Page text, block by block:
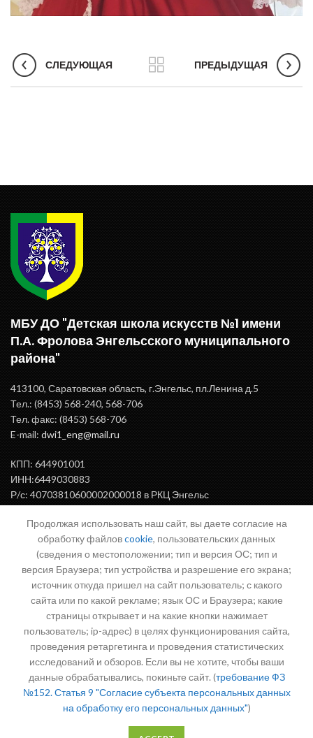
СЛЕДУЮЩАЯ ПРЕДЫДУЩАЯ
МБУ ДО "Детская школа искусств №1 имени
П.А. Фролова Энгельсского муниципального
района"
413100, Саратовская область, г.Энгельс, пл.Ленина д.5
Тел.: (8453) 568-240, 568-706
Тел. факс: (8453) 568-706
E-mail: dwi1_eng@mail.ru
КПП: 644901001
ИНН:6449030883
Р/с: 40703810600002000018 в РКЦ Энгельс
ВАЖНАЯ ИНФОРМАЦИЯ
Письмо директору
Продолжая использовать наш сайт, вы даете согласие на
обработку файловcookie, пользовательских данных
(сведения о местоположении; тип и версия ОС; тип и
версия Браузера; тип устройства и разрешение его экрана;
источник откуда пришел на сайт пользователь; с какого
сайта или по какой рекламе; язык ОС и Браузера; какие
страницы открывает и на какие кнопки нажимает
пользователь; ip-адрес) в целях функционирования сайта,
проведения ретаргетинга и проведения статистических
исследований и обзоров. Если вы не хотите, чтобы ваши
данные обрабатывались, покиньте сайт. (требование ФЗ
№152. Статья 9 "Согласие субъекта персональных данных
на обработку его персональных данных")